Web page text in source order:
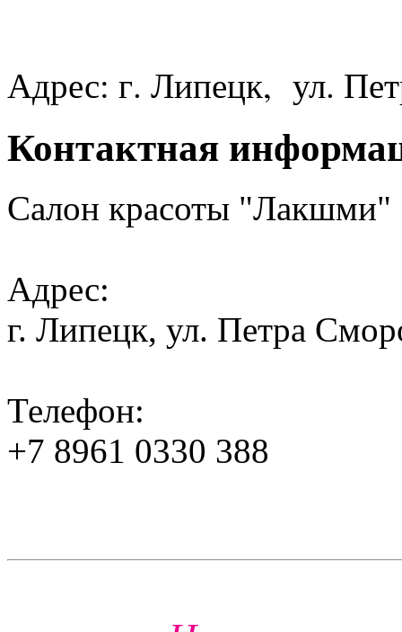
Адрес: г. Липецк, ул.
Контактная
Салон красоты "Лакшми"
Адрес:
г. Липецк, ул. Петра
Телефон:
+7 8961 0330 388